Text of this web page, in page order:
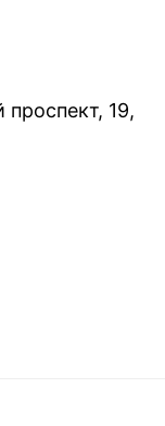
19,